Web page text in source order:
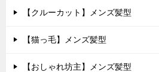
【クルーカット】メンズ髪型
【猫っ毛】メンズ髪型
【おしゃれ坊主】メンズ髪型